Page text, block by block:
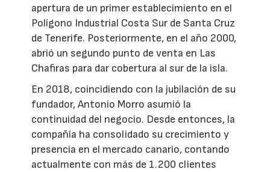
apertura de un primer establecimiento en el
Polígono Industrial Costa Sur de Santa Cruz
de Tenerife. Posteriormente, en el año 2000,
abrió un segundo punto de venta en Las
Chafiras para dar cobertura al sur de la isla.
En 2018, coincidiendo con la jubilación de su
fundador, Antonio Morro asumió la
continuidad del negocio. Desde entonces, la
compañía ha consolidado su crecimiento y
presencia en el mercado canario, contando
actualmente con más de 1.200 clientes